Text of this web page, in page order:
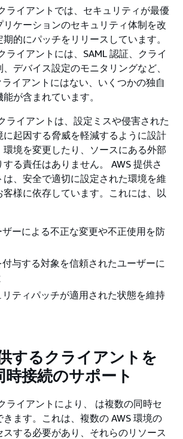
ライアントでは、セキュリティが最優
リケーションのセキュリティ体制を改
的にパッチをリリースしています。
ライアントには、SAML 認証、クライ
デバイス設定のモニタリングなど、
イアントにはない、いくつかの独自
が含まれています。
ライアントは、設定ミスや侵害された
に起因する脅威を軽減するように設計
環境を変更したり、ソースにある外部
る責任はありません。 AWS 提供さ
は、安全で適切に設定された環境を維
様に依存しています。これには、以
ザーによる不正な変更や不正使用を防
与する対象を信頼されたユーザーに
ティパッチが適用された状態を維持
するクライアントを
接続のサポート
ライアントにより、 は複数の同時セ
ます。これは、複数の AWS 環境の
スする必要があり、それらのリソース